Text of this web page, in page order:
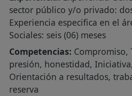
sector público y/o privado:
Experiencia especifica en el
Sociales: seis (06) meses
Competencias: Compromiso,
presión, honestidad,
Orientación a resultados,
reserva